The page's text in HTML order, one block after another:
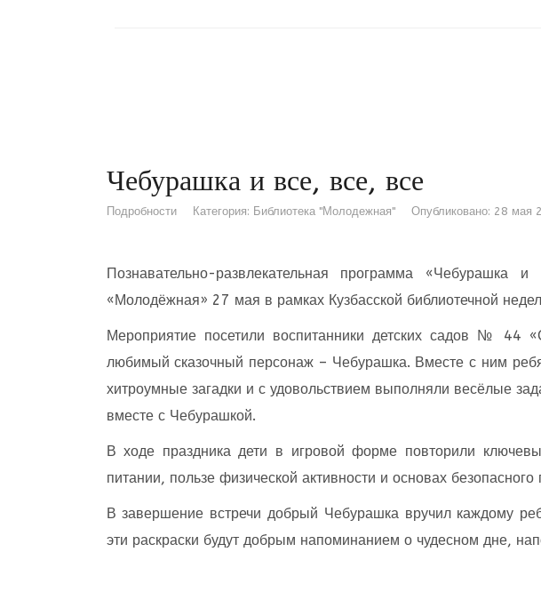
Чебурашка и все, все, все
Подробности Категория: Библиотека "Молодежная" Опубликовано: 28 мая
Познавательно-развлекательная программа
«Молодёжная» 27 мая в рамках Кузбасской библиотечной
Мероприятие посетили воспитанники детских садов №
любимый сказочный персонаж – Чебурашка. Вместе с ним
хитроумные загадки и с удовольствием выполняли весёлые
вместе с Чебурашкой.
В ходе праздника дети в игровой форме повторили
питании, пользе физической активности и основах
В завершение встречи добрый Чебурашка вручил каждому
эти раскраски будут добрым напоминанием о чудесном дне,